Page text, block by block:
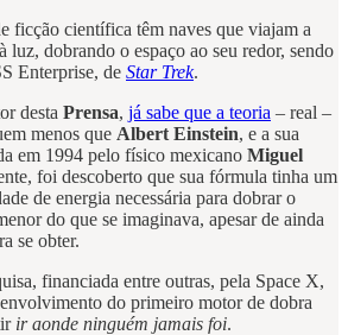
ficção científica têm naves que viajam a
luz, dobrando o espaço ao seu redor, sendo
Enterprise, de Star Trek.
desta Prensa, já sabe que a teoria – real –
menos que Albert Einstein, e a sua
em 1994 pelo físico mexicano Miguel
foi descoberto que sua fórmula tinha um
de energia necessária para dobrar o
do que se imaginava, apesar de ainda
se obter.
financiada entre outras, pela Space X,
do primeiro motor de dobra
ir aonde ninguém jamais foi.